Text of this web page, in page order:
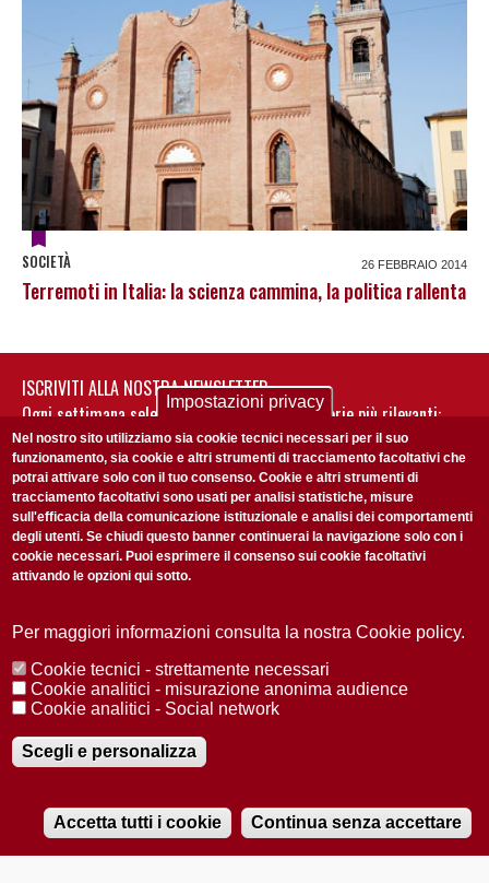
Audio
SOCIETÀ 26 FEBBRAIO 2014
Terremoti in Italia: la scienza cammina, la politica rallenta
ISCRIVITI ALLA NOSTRA NEWSLETTER
Ogni settimana selezioniamo per te nostre storie più rilevanti:
non perderti gli aggiornamenti della nostra newsletter
Accetto laPrivacy Policy
Redazione Copyright Privacy
Area stampa
© 2025 Università di Padova
Registrazione presso il Tribunale di Padova n. 2097/2012 del 18 giugno
2012
Impostazioni privacy
Nel nostro sito utilizziamo sia cookie tecnici necessari per il suo
funzionamento, sia cookie e altri strumenti di tracciamento facoltativi che
potrai attivare solo con il tuo consenso. Cookie e altri strumenti di
tracciamento facoltativi sono usati per analisi statistiche, misure
sull'efficacia della comunicazione istituzionale e analisi dei comportamenti
degli utenti. Se chiudi questo banner continuerai la navigazione solo con i
cookie necessari. Puoi esprimere il consenso sui cookie facoltativi
attivando le opzioni qui sotto.
Per maggiori informazioni consulta la nostra Cookie policy.
Cookie tecnici - strettamente necessari
Cookie analitici - misurazione anonima audience
Cookie analitici - Social network
Scegli e personalizza
Accetta tutti i cookie Continua senza accettare